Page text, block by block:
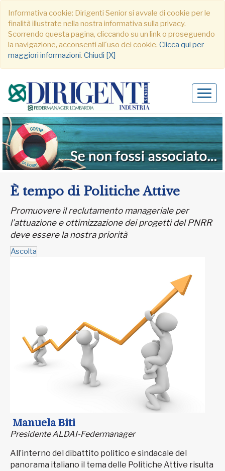
Informativa cookie: Dirigenti Senior si avvale di cookie per le
finalità illustrate nella nostra informativa sulla privacy.
Scorrendo questa pagina, cliccando su un link o proseguendo
la navigazione, acconsenti all´uso dei cookie. Clicca qui per
maggiori informazioni. Chiudi [X]
È tempo di Politiche Attive
Promuovere il reclutamento manageriale per
l’attuazione e ottimizzazione dei progetti del PNRR
deve essere la nostra priorità
Ascolta
Manuela Biti
Presidente ALDAI-Federmanager
All’interno del dibattito politico e sindacale del
panorama italiano il tema delle Politiche Attive risulta